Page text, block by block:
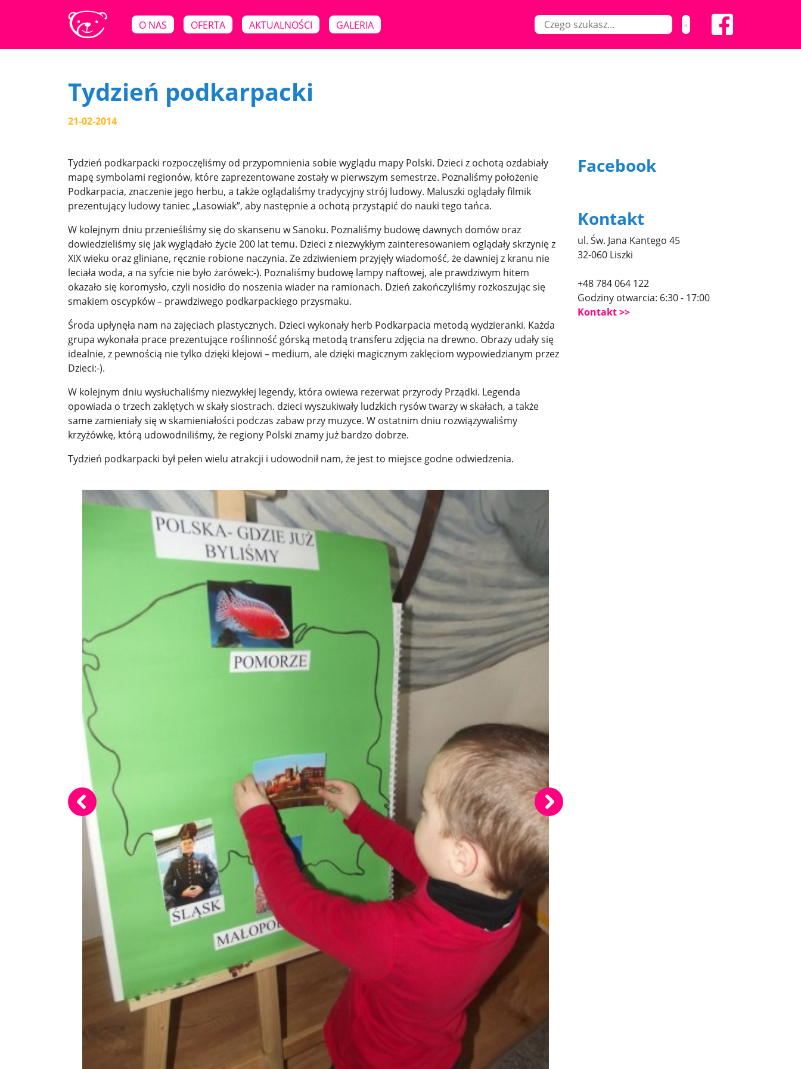
O NAS OFERTA AKTUALNOŚCI GALERIA
Tydzień podkarpacki
21-02-2014
Tydzień podkarpacki rozpoczęliśmy od przypomnienia sobie wyglądu mapy Polski. Dzieci z ochotą ozdabiały
mapę symbolami regionów, które zaprezentowane zostały w pierwszym semestrze. Poznaliśmy położenie
Podkarpacia, znaczenie jego herbu, a także oglądaliśmy tradycyjny strój ludowy. Maluszki oglądały filmik
prezentujący ludowy taniec „Lasowiak”, aby następnie a ochotą przystąpić do nauki tego tańca.
W kolejnym dniu przenieśliśmy się do skansenu w Sanoku. Poznaliśmy budowę dawnych domów oraz
dowiedzieliśmy się jak wyglądało życie 200 lat temu. Dzieci z niezwykłym zainteresowaniem oglądały skrzynię z
XIX wieku oraz gliniane, ręcznie robione naczynia. Ze zdziwieniem przyjęły wiadomość, że dawniej z kranu nie
leciała woda, a na syfcie nie było żarówek:-). Poznaliśmy budowę lampy naftowej, ale prawdziwym hitem
okazało się koromysło, czyli nosidło do noszenia wiader na ramionach. Dzień zakończyliśmy rozkoszując się
smakiem oscypków – prawdziwego podkarpackiego przysmaku.
Środa upłynęła nam na zajęciach plastycznych. Dzieci wykonały herb Podkarpacia metodą wydzieranki. Każda
grupa wykonała prace prezentujące roślinność górską metodą transferu zdjęcia na drewno. Obrazy udały się
idealnie, z pewnością nie tylko dzięki klejowi – medium, ale dzięki magicznym zaklęciom wypowiedzianym przez
Dzieci:-).
W kolejnym dniu wysłuchaliśmy niezwykłej legendy, która owiewa rezerwat przyrody Prządki. Legenda
opowiada o trzech zaklętych w skały siostrach. dzieci wyszukiwały ludzkich rysów twarzy w skałach, a także
same zamieniały się w skamieniałości podczas zabaw przy muzyce. W ostatnim dniu rozwiązywaliśmy
krzyżówkę, którą udowodniliśmy, że regiony Polski znamy już bardzo dobrze.
Tydzień podkarpacki był pełen wielu atrakcji i udowodnił nam, że jest to miejsce godne odwiedzenia.
Facebook
Kontakt
ul. Św. Jana Kantego 45
32-060 Liszki
+48 784 064 122
Godziny otwarcia: 6:30 - 17:00
Kontakt